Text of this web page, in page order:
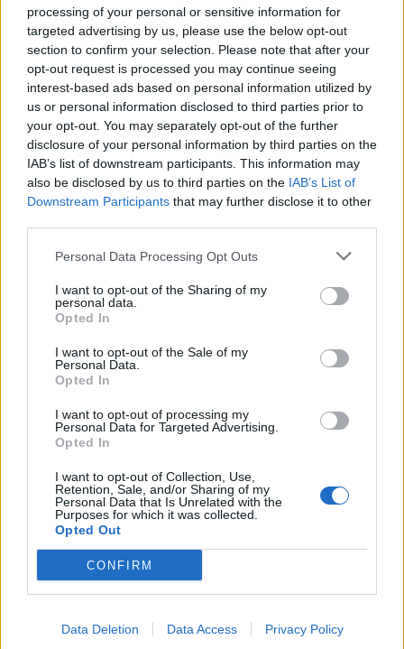
processing of your personal or sensitive information for
targeted advertising by us, please use the below opt-out
section to confirm your selection. Please note that after your
opt-out request is processed you may continue seeing
interest-based ads based on personal information utilized by
us or personal information disclosed to third parties prior to
your opt-out. You may separately opt-out of the further
disclosure of your personal information by third parties on the
IAB’s list of downstream participants. This information may
also be disclosed by us to third parties on the IAB’s List of
Downstream Participants that may further disclose it to other
Personal Data Processing Opt Outs
I want to opt-out of the Sharing of my
personal data.
Opted In
I want to opt-out of the Sale of my
Personal Data.
Opted In
I want to opt-out of processing my
Personal Data for Targeted Advertising.
Opted In
I want to opt-out of Collection, Use,
Retention, Sale, and/or Sharing of my
Personal Data that Is Unrelated with the
Purposes for which it was collected.
Opted Out
CONFIRM
Data Deletion Data Access Privacy Policy